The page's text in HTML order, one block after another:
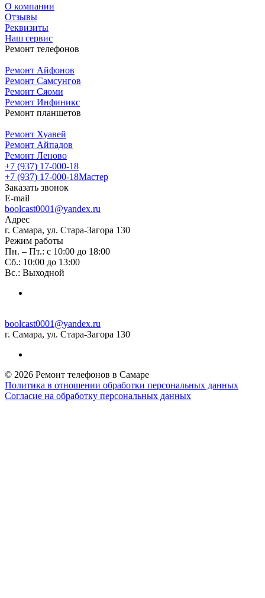
О компании
Отзывы
Реквизиты
Наш сервис
Ремонт телефонов
Ремонт Айфонов
Ремонт Самсунгов
Ремонт Сяоми
Ремонт Инфиникс
Ремонт планшетов
Ремонт Хуавей
Ремонт Айпадов
Ремонт Леново
+7 (937) 17-000-18
+7 (937) 17-000-18Мастер
Заказать звонок
E-mail
boolcast0001@yandex.ru
Адрес
г. Самара, ул. Стара-Загора 130
Режим работы
Пн. – Пт.: с 10:00 до 18:00
Сб.: 10:00 до 13:00
Вс.: Выходной
boolcast0001@yandex.ru
г. Самара, ул. Стара-Загора 130
© 2026 Ремонт телефонов в Самаре
Политика в отношении обработки персональных данных
Согласие на обработку персональных данных